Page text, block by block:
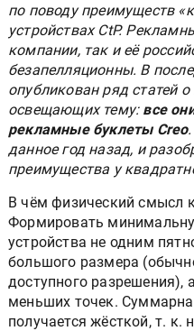
по поводу преимуществ
устройствах CtP.
компании, так и её
безапелляционны. В
опубликован ряд статей
освещающих тему: все
рекламные буклеты Creo
данное год назад, и
преимущества у
В чём физический смысл
Формировать
устройства не одним
большого размера
доступного
меньших точек.
получается жёсткой, т. к.